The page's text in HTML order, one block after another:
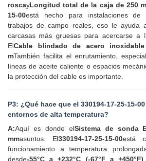
roscayLongitud total de la caja de 250
15-00está hecho para instalaciones de
trabajos de campo reales, eso le ayuda
carcasas más gruesas para acercarse a
ElCable blindado de acero
mTambién facilita el enrutamiento,
líneas de aceite caliente o espacios
la protección del cable es importante.
P3: ¿Qué hace que el 330194-17-25-15-
entornos de alta temperatura?
A:Aquí es donde elSistema de sonda
mmasuntos. El330194-17-25-15-00está
funcionamiento a temperatura
desde-55°C a +232°C (-67°F a +450°F)